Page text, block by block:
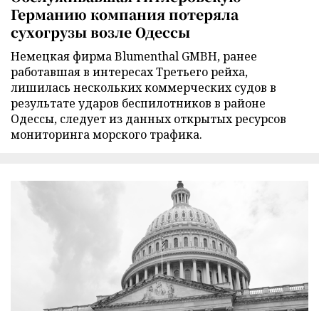
Германию компания потеряла
сухогрузы возле Одессы
Немецкая фирма Blumenthal GMBH, ранее
работавшая в интересах Третьего рейха,
лишилась нескольких коммерческих судов в
результате ударов беспилотников в районе
Одессы, следует из данных открытых ресурсов
мониторинга морского трафика.